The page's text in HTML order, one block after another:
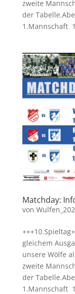
zweite
der
1.Mannschaft
Matchday:
von
gleichem
unsere Wölfe
zweite
der
1.Mannschaft